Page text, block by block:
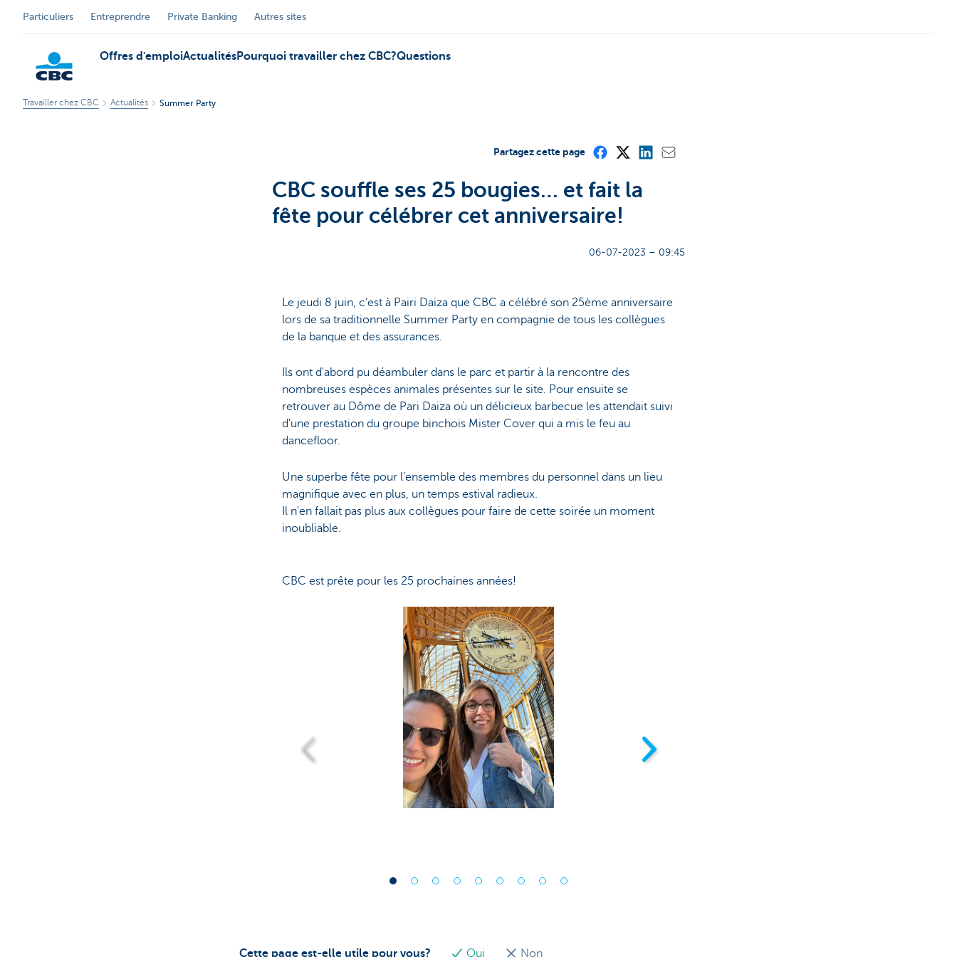
Particuliers Entreprendre Private Banking Autres sites
Offres d'emploiActualitésPourquoi travailler chez CBC?Questions
Travailler chez CBC Actualités Summer Party
Partagez cette page
CBC souffle ses 25 bougies… et fait la
fête pour célébrer cet anniversaire!
06-07-2023 – 09:45
Le jeudi 8 juin, c’est à Pairi Daiza que CBC a célébré son 25ème anniversaire
lors de sa traditionnelle Summer Party en compagnie de tous les collègues
de la banque et des assurances.
Ils ont d'abord pu déambuler dans le parc et partir à la rencontre des
nombreuses espèces animales présentes sur le site. Pour ensuite se
retrouver au Dôme de Pari Daiza où un délicieux barbecue les attendait suivi
d'une prestation du groupe binchois Mister Cover qui a mis le feu au
dancefloor.
Une superbe fête pour l’ensemble des membres du personnel dans un lieu
magnifique avec en plus, un temps estival radieux.
​​​​​​​Il n'en fallait pas plus aux collègues pour faire de cette soirée un moment
inoubliable.
CBC est prête pour les 25 prochaines années!
Cette page est-elle utile pour vous? Oui Non